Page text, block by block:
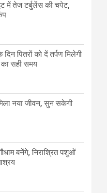
में तेज टर्बुलेंस की चपेट,
दिन पितरों को दें तर्पण मिलेगी
का सही समय
नया जीवन, सुन सकेगी
बनेंगे, निराश्रित पशुओं